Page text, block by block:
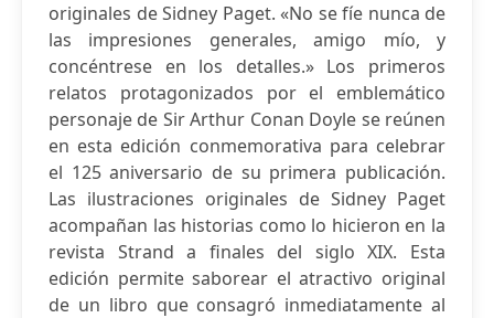
originales de Sidney Paget. «No se fíe nunca de
las impresiones generales, amigo mío, y
concéntrese en los detalles.» Los primeros
relatos protagonizados por el emblemático
personaje de Sir Arthur Conan Doyle se reúnen
en esta edición conmemorativa para celebrar
el 125 aniversario de su primera publicación.
Las ilustraciones originales de Sidney Paget
acompañan las historias como lo hicieron en la
revista Strand a finales del siglo XIX. Esta
edición permite saborear el atractivo original
de un libro que consagró inmediatamente al